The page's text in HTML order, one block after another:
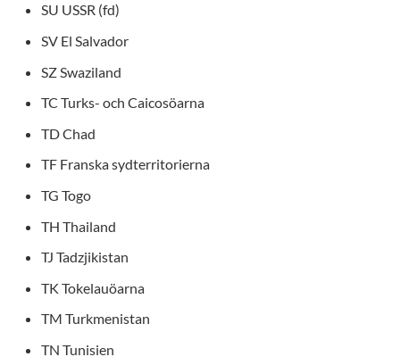
SU USSR (fd)
SV El Salvador
SZ Swaziland
TC Turks- och Caicosöarna
TD Chad
TF Franska sydterritorierna
TG Togo
TH Thailand
TJ Tadzjikistan
TK Tokelauöarna
TM Turkmenistan
TN Tunisien